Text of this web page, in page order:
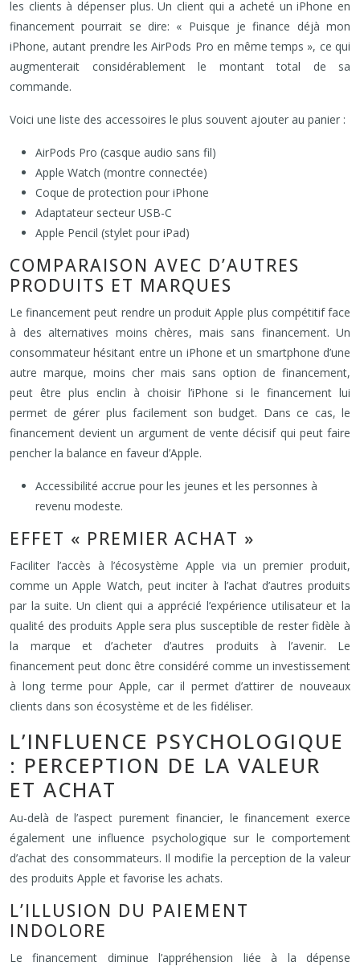
les clients à dépenser plus. Un client qui a acheté un iPhone en
financement pourrait se dire: « Puisque je finance déjà mon
iPhone, autant prendre les AirPods Pro en même temps », ce qui
augmenterait considérablement le montant total de sa
commande.
Voici une liste des accessoires le plus souvent ajouter au panier :
AirPods Pro (casque audio sans fil)
Apple Watch (montre connectée)
Coque de protection pour iPhone
Adaptateur secteur USB-C
Apple Pencil (stylet pour iPad)
COMPARAISON AVEC D’AUTRES
PRODUITS ET MARQUES
Le financement peut rendre un produit Apple plus compétitif face
à des alternatives moins chères, mais sans financement. Un
consommateur hésitant entre un iPhone et un smartphone d’une
autre marque, moins cher mais sans option de financement,
peut être plus enclin à choisir l’iPhone si le financement lui
permet de gérer plus facilement son budget. Dans ce cas, le
financement devient un argument de vente décisif qui peut faire
pencher la balance en faveur d’Apple.
Accessibilité accrue pour les jeunes et les personnes à
revenu modeste.
EFFET « PREMIER ACHAT »
Faciliter l’accès à l’écosystème Apple via un premier produit,
comme un Apple Watch, peut inciter à l’achat d’autres produits
par la suite. Un client qui a apprécié l’expérience utilisateur et la
qualité des produits Apple sera plus susceptible de rester fidèle à
la marque et d’acheter d’autres produits à l’avenir. Le
financement peut donc être considéré comme un investissement
à long terme pour Apple, car il permet d’attirer de nouveaux
clients dans son écosystème et de les fidéliser.
L’INFLUENCE PSYCHOLOGIQUE
: PERCEPTION DE LA VALEUR
ET ACHAT
Au-delà de l’aspect purement financier, le financement exerce
également une influence psychologique sur le comportement
d’achat des consommateurs. Il modifie la perception de la valeur
des produits Apple et favorise les achats.
L’ILLUSION DU PAIEMENT
INDOLORE
Le financement diminue l’appréhension liée à la dépense